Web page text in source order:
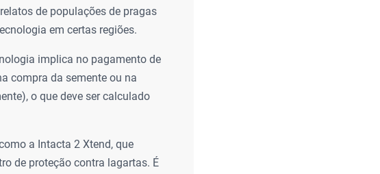
de populações de pragas
em certas regiões.
implica no pagamento de
compra da semente ou na
o que deve ser calculado
a Intacta 2 Xtend, que
de proteção contra lagartas. É